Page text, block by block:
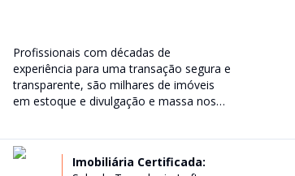
Profissionais com décadas de
experiência para uma transação segura e
transparente, são milhares de imóveis
em estoque e divulgação e massa nos
Imobiliária Certificada: